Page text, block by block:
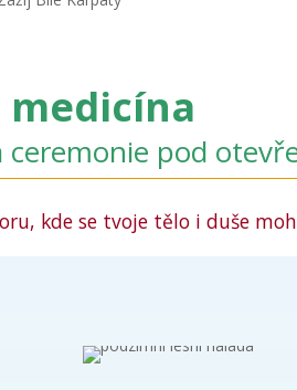
medicína
ceremonie pod
kde se tvoje tělo i duše